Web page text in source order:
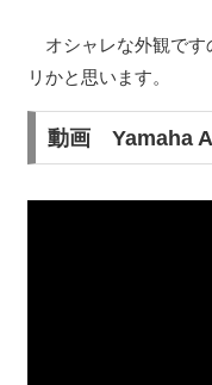
オシャレな外観です
リかと思います。
動画 Yamaha